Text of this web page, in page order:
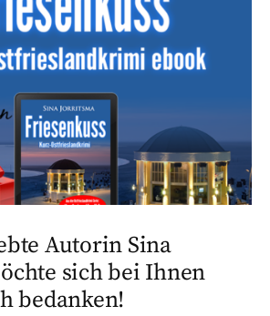
Autorin Sina
sich bei Ihnen
bedanken!